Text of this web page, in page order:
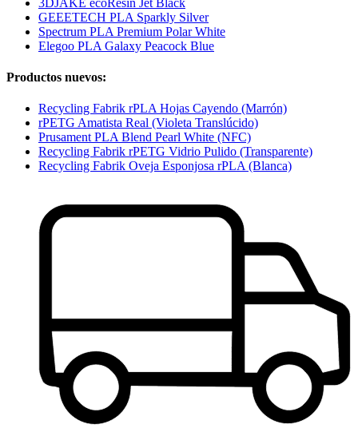
GEEETECH PLA Sparkly Silver
Spectrum PLA Premium Polar White
Elegoo PLA Galaxy Peacock Blue
Productos nuevos:
Recycling Fabrik rPLA Hojas Cayendo (Marrón)
rPETG Amatista Real (Violeta Translúcido)
Prusament PLA Blend Pearl White (NFC)
Recycling Fabrik rPETG Vidrio Pulido (Transparente)
Recycling Fabrik Oveja Esponjosa rPLA (Blanca)